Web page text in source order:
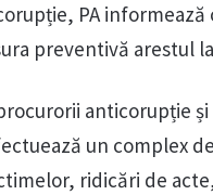
PA informează
preventivă arestul
anticorupție
un complex
ridicări de